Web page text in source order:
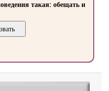
такая: обещать и